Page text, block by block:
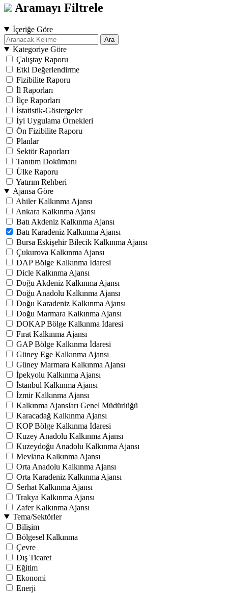
Aramayı Filtrele
İçeriğe Göre
Ara
Kategoriye Göre
Çalıştay Raporu
Etki Değerlendirme
Fizibilite Raporu
İl Raporları
İlçe Raporları
İstatistik-Göstergeler
İyi Uygulama Örnekleri
Ön Fizibilite Raporu
Planlar
Sektör Raporları
Tanıtım Dokümanı
Ülke Raporu
Yatırım Rehberi
Ajansa Göre
Ahiler Kalkınma Ajansı
Ankara Kalkınma Ajansı
Batı Akdeniz Kalkınma Ajansı
Batı Karadeniz Kalkınma Ajansı
Bursa Eskişehir Bilecik Kalkınma Ajansı
Çukurova Kalkınma Ajansı
DAP Bölge Kalkınma İdaresi
Dicle Kalkınma Ajansı
Doğu Akdeniz Kalkınma Ajansı
Doğu Anadolu Kalkınma Ajansı
Doğu Karadeniz Kalkınma Ajansı
Doğu Marmara Kalkınma Ajansı
DOKAP Bölge Kalkınma İdaresi
Fırat Kalkınma Ajansı
GAP Bölge Kalkınma İdaresi
Güney Ege Kalkınma Ajansı
Güney Marmara Kalkınma Ajansı
İpekyolu Kalkınma Ajansı
İstanbul Kalkınma Ajansı
İzmir Kalkınma Ajansı
Kalkınma Ajansları Genel Müdürlüğü
Karacadağ Kalkınma Ajansı
KOP Bölge Kalkınma İdaresi
Kuzey Anadolu Kalkınma Ajansı
Kuzeydoğu Anadolu Kalkınma Ajansı
Mevlana Kalkınma Ajansı
Orta Anadolu Kalkınma Ajansı
Orta Karadeniz Kalkınma Ajansı
Serhat Kalkınma Ajansı
Trakya Kalkınma Ajansı
Zafer Kalkınma Ajansı
Tema/Sektörler
Bilişim
Bölgesel Kalkınma
Çevre
Dış Ticaret
Eğitim
Ekonomi
Enerji